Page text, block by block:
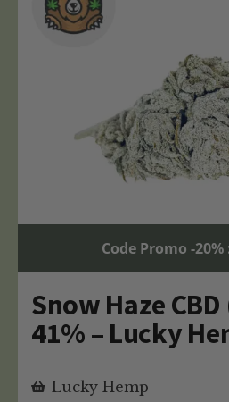
Code Promo -
Snow Haze
41% – Lucky
Lucky Hemp